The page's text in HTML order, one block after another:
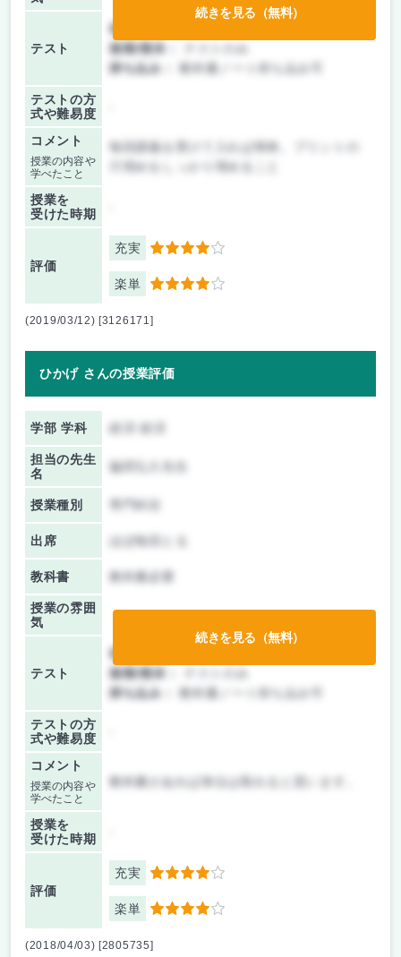
テスト
前期/中間：
後期/期末：
持ち込み：
教科書ノート持ち込み可
テストの方
式や難易度
コメント
授業の内容や
学べたこと
毎回講義を受けて入れば簡単。プリントの
授業を
受けた時期
評価
充実 4
楽単 4
続きを見る（無料）
(2019/03/12) [3126171]
ひかげ さんの授業評価
学部 学科
担当の先生
名
脇田弘久先生
授業種別
出席 ほぼ毎回とる
教科書 教科書必要
授業の雰囲
気
テスト
前期/中間：
後期/期末：
持ち込み：
教科書ノート持ち込み可
テストの方
式や難易度
コメント
授業の内容や
学べたこと
教科書があれば単位は取れると思います。
授業を
受けた時期
評価
充実 4
楽単 4
続きを見る（無料）
(2018/04/03) [2805735]